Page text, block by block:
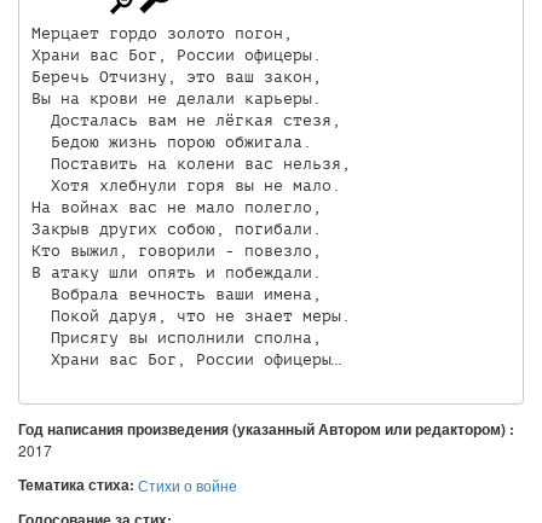
Мерцает гордо золото погон,
Храни вас Бог, России офицеры.
Беречь Отчизну, это ваш закон,
Вы на крови не делали карьеры.
  Досталась вам не лёгкая стезя,
  Бедою жизнь порою обжигала.
  Поставить на колени вас нельзя,
  Хотя хлебнули горя вы не мало.
На войнах вас не мало полегло,
Закрыв других собою, погибали.
Кто выжил, говорили - повезло,
В атаку шли опять и побеждали.
  Вобрала вечность ваши имена,
  Покой даруя, что не знает меры.
  Присягу вы исполнили сполна,
Год написания произведения (указанный Автором или редактором) :
2017
Тематика стиха: Стихи о войне